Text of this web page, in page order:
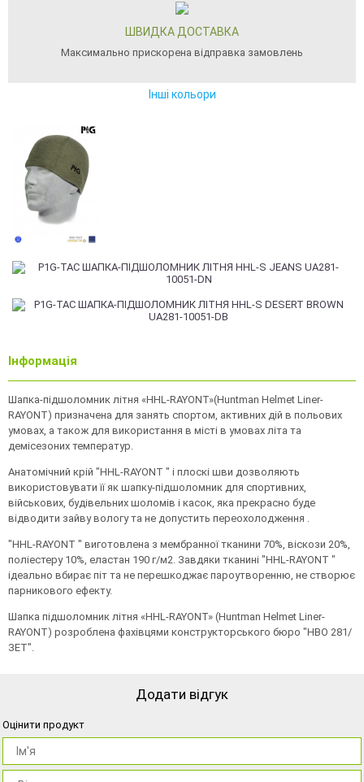
ШВИДКА ДОСТАВКА
Максимально прискорена відправка замовлень
Інші кольори
Інформація
Шапка-підшоломник літня «HHL-RAYONT»(Huntman Helmet Liner-
RAYONT) призначена для занять спортом, активних дій в польових
умовах, а також для використання в місті в умовах літа та
демісезоних температур.
Анатомічний крій "HHL-RAYONT " і плоскі шви дозволяють
використовувати її як шапку-підшоломник для спортивних,
військових, будівельних шоломів і касок, яка прекрасно буде
відводити зайву вологу та не допустить переохолодження .
"HHL-RAYONT " виготовлена з мембранної тканини 70%, вiскози 20%,
полieстеру 10%, eластан 190 г/м2. Завдяки тканині "HHL-RAYONT "
ідеально вбирає піт та не перешкоджає пароутворенню, не створює
парникового ефекту.
Шапка підшоломник літня «HHL-RAYONT» (Huntman Helmet Liner-
RAYONT) розроблена фахівцями конструкторського бюро "НВО 281/
ЗЕТ".
Додати відгук
Оцінити продукт